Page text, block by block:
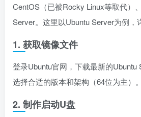
CentOS（已被Rocky Linux等取代）
Server。这里以Ubuntu Server为例，
1. 获取镜像文件
登录Ubuntu官网，下载最新的Ubuntu
选择合适的版本和架构（64位为主）。
2. 制作启动U盘